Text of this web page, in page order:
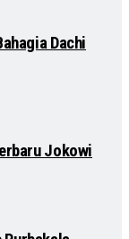
Dachi
Jokowi